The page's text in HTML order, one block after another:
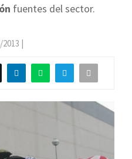
fuentes del sector.
2013 |